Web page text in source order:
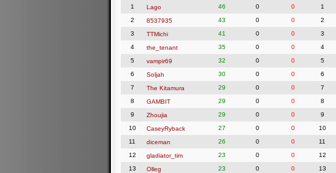
1 Lago 46 0
0
2
8537935 43 0
0
3
TTMichi 41 0
0
4
the_tenant 35 0
0
5
vampir69 32 0
0
6
Soljah 30 0
0
7
The Kitamura 29 0
0
8
GAMBIT 29 0
0
9
Zhoujia 29 0
0
10
CaseyRyback 27 0
0
11
diceman 26 0
0
12
gladiator_tim 23 0
0
13
Olleg 23 0
0
1
2
3
4
5
6
7
8
9
10
11
12
13